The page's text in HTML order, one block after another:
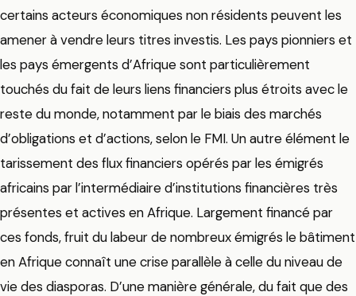
certains acteurs économiques non résidents peuvent les
amener à vendre leurs titres investis. Les pays pionniers et
les pays émergents d’Afrique sont particulièrement
touchés du fait de leurs liens financiers plus étroits avec le
reste du monde, notamment par le biais des marchés
d’obligations et d’actions, selon le FMI. Un autre élément le
tarissement des flux financiers opérés par les émigrés
africains par l’intermédiaire d’institutions financières très
présentes et actives en Afrique. Largement financé par
ces fonds, fruit du labeur de nombreux émigrés le bâtiment
en Afrique connaît une crise parallèle à celle du niveau de
vie des diasporas. D’une manière générale, du fait que des